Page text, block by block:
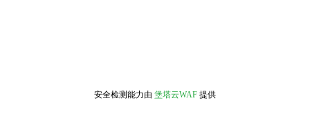
安全检测能力由 堡塔云WAF 提供